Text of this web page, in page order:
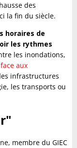
des
la fin du siècle.
horaires de
les rythmes
les inondations,
aux
infrastructures
les transports ou
membre du GIEC